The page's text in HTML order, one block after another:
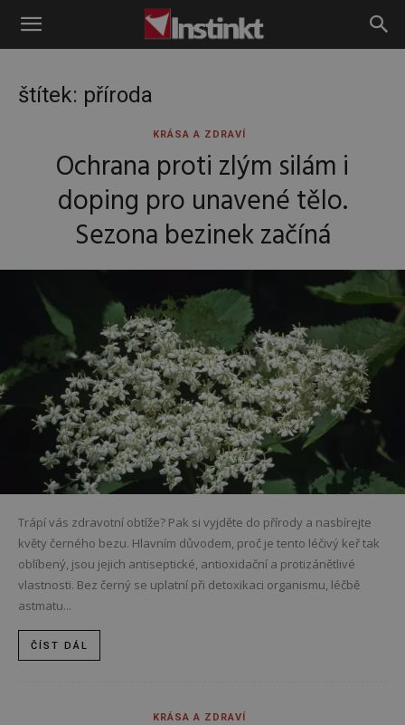
Instinkt
štítek: příroda
KRÁSA A ZDRAVÍ
Ochrana proti zlým silám i
doping pro unavené tělo.
Sezona bezinek začíná
Trápí vás zdravotní obtíže? Pak si vyjděte do přírody a nasbírejte
květy černého bezu. Hlavním důvodem, proč je tento léčivý keř tak
oblíbený, jsou jejich antiseptické, antioxidační a protizánětlivé
vlastnosti. Bez černý se uplatní při detoxikaci organismu, léčbě
astmatu...
ČÍST DÁL
KRÁSA A ZDRAVÍ